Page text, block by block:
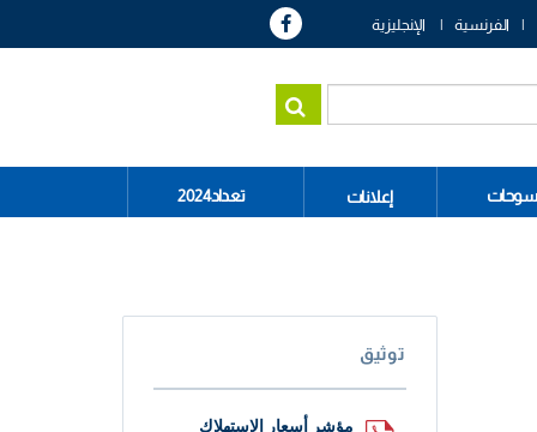
الفرنسية الإنجليزية
إعلانات تعداد2024
توثيق
مؤشر أسعار الاستهلاك